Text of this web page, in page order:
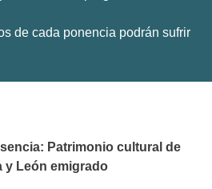
de cada ponencia podrán sufrir
Patrimonio cultural de
y León emigrado